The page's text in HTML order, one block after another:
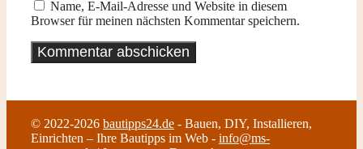
Name, E-Mail-Adresse und Website in diesem
Browser für meinen nächsten Kommentar speichern.
© 2022-2026 bautipps24.de - Bauen, DIY, Installieren,
Einrichten – Ihre Bautipps im Web - info@ms-